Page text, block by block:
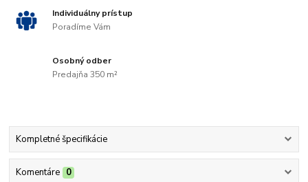
Individuálny prístup
Poradíme Vám
Osobný odber
Predajňa 350 m²
Kompletné špecifikácie
Komentáre 0